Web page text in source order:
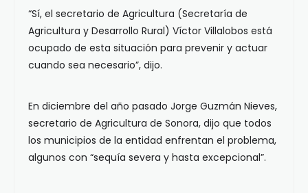
“Sí, el secretario de Agricultura (Secretaría de
Agricultura y Desarrollo Rural) Víctor Villalobos está
ocupado de esta situación para prevenir y actuar
cuando sea necesario”, dijo.
En diciembre del año pasado Jorge Guzmán Nieves,
secretario de Agricultura de Sonora, dijo que todos
los municipios de la entidad enfrentan el problema,
algunos con “sequía severa y hasta excepcional”.